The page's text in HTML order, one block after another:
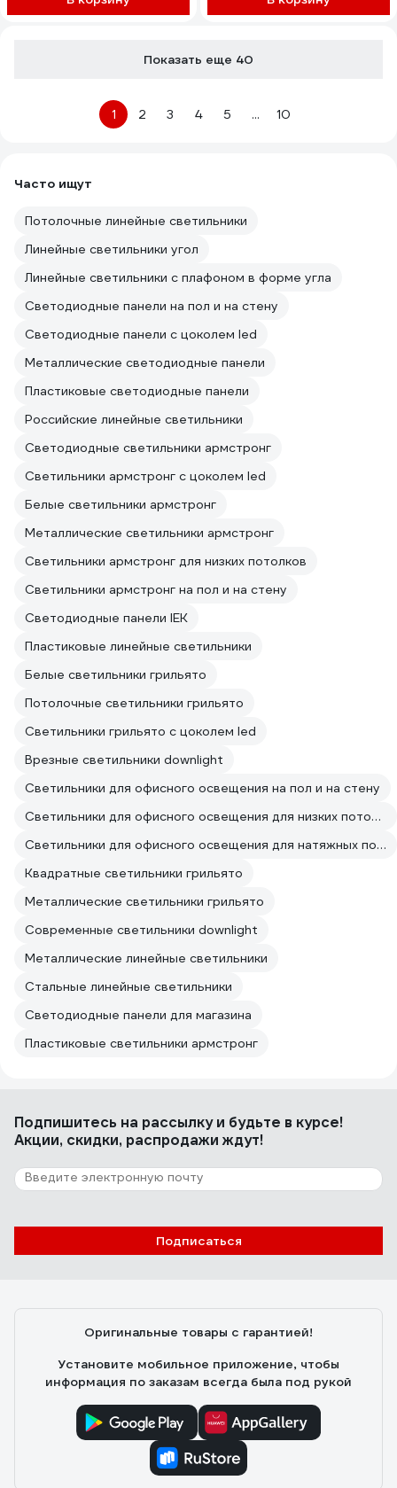
Показать еще 40
1 2 3 4 5 ... 10
Часто ищут
Потолочные линейные светильники
Линейные светильники угол
Линейные светильники с плафоном в форме угла
Светодиодные панели на пол и на стену
Светодиодные панели с цоколем led
Металлические светодиодные панели
Пластиковые светодиодные панели
Российские линейные светильники
Светодиодные светильники армстронг
Светильники армстронг с цоколем led
Белые светильники армстронг
Металлические светильники армстронг
Светильники армстронг для низких потолков
Светильники армстронг на пол и на стену
Светодиодные панели IEK
Пластиковые линейные светильники
Белые светильники грильято
Потолочные светильники грильято
Светильники грильято с цоколем led
Врезные светильники downlight
Светильники для офисного освещения на пол и на стену
Светильники для офисного освещения для низких потолков
Светильники для офисного освещения для натяжных потолков
Квадратные светильники грильято
Металлические светильники грильято
Современные светильники downlight
Металлические линейные светильники
Стальные линейные светильники
Светодиодные панели для магазина
Пластиковые светильники армстронг
Подпишитесь на рассылкуи будьте в курсе!
Акции, скидки, распродажи ждут!
Подписаться
Оригинальные товары с гарантией!
Установите мобильное приложение, чтобы
информация по заказам всегда была под рукой